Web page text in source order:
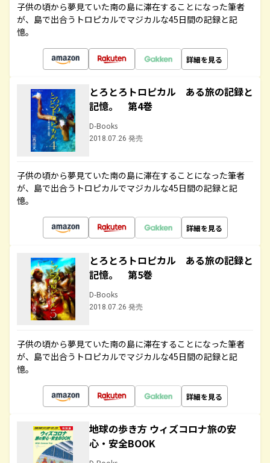
子供の頃から夢見ていた南の島に滞在することになった筆者
が、島で出合うトロピカルでマジカルな45日間の記録と記
憶。
詳細を見る
とろとろトロピカル ある旅の記録と
記憶。 第4巻
D-Books
2018.07.26 発売
子供の頃から夢見ていた南の島に滞在することになった筆者
が、島で出合うトロピカルでマジカルな45日間の記録と記
憶。
詳細を見る
とろとろトロピカル ある旅の記録と
記憶。 第5巻
D-Books
2018.07.26 発売
子供の頃から夢見ていた南の島に滞在することになった筆者
が、島で出合うトロピカルでマジカルな45日間の記録と記
憶。
詳細を見る
地球の歩き方 ウィズコロナ旅の安
心・安全BOOK